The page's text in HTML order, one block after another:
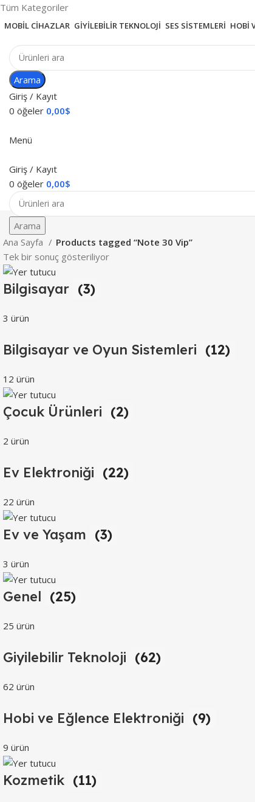
Tüm Kategoriler
MOBIL CIHAZLAR GIYILEBILIR TEKNOLOJI SES SISTEMLERI HOBI
Arama
Giriş / Kayıt
0 öğeler 0,00$
Menü
Giriş / Kayıt
0 öğeler 0,00$
Arama
Ana Sayfa
Products tagged “Note 30 Vip”
Tek bir sonuç gösteriliyor
Bilgisayar (3)
3 ürün
Bilgisayar ve Oyun Sistemleri (12)
12 ürün
Çocuk Ürünleri (2)
2 ürün
Ev Elektroniği (22)
22 ürün
Ev ve Yaşam (3)
3 ürün
Genel (25)
25 ürün
Giyilebilir Teknoloji (62)
62 ürün
Hobi ve Eğlence Elektroniği (9)
9 ürün
Kozmetik (11)